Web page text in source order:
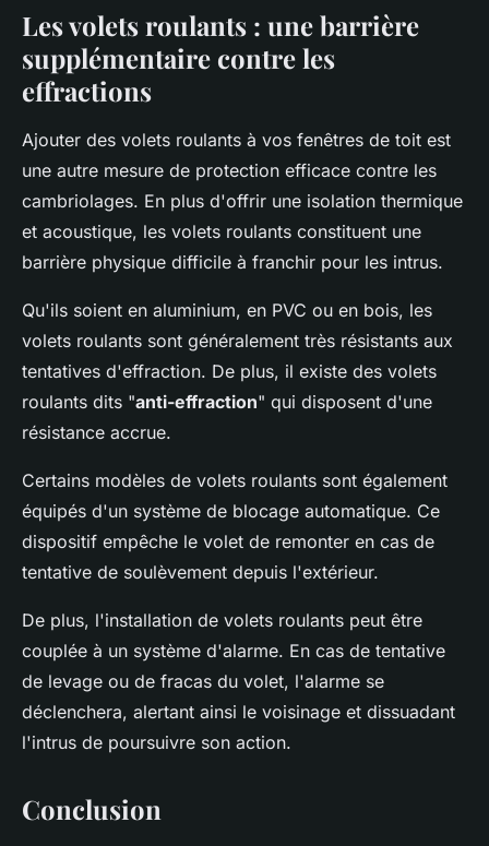
Les volets roulants : une barrière
supplémentaire contre les
effractions
Ajouter des volets roulants à vos fenêtres de toit est
une autre mesure de protection efficace contre les
cambriolages. En plus d'offrir une isolation thermique
et acoustique, les volets roulants constituent une
barrière physique difficile à franchir pour les intrus.
Qu'ils soient en aluminium, en PVC ou en bois, les
volets roulants sont généralement très résistants aux
tentatives d'effraction. De plus, il existe des volets
roulants dits "anti-effraction" qui disposent d'une
résistance accrue.
Certains modèles de volets roulants sont également
équipés d'un système de blocage automatique. Ce
dispositif empêche le volet de remonter en cas de
tentative de soulèvement depuis l'extérieur.
De plus, l'installation de volets roulants peut être
couplée à un système d'alarme. En cas de tentative
de levage ou de fracas du volet, l'alarme se
déclenchera, alertant ainsi le voisinage et dissuadant
l'intrus de poursuivre son action.
Conclusion